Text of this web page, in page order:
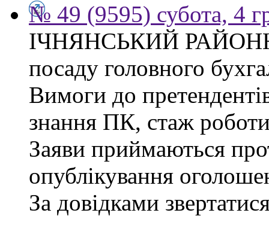
№ 49 (9595) субота, 4
ІЧНЯНСЬКИЙ
посаду головного
Вимоги до
знання ПК, стаж
Заяви приймаються
опублікування
За довідками